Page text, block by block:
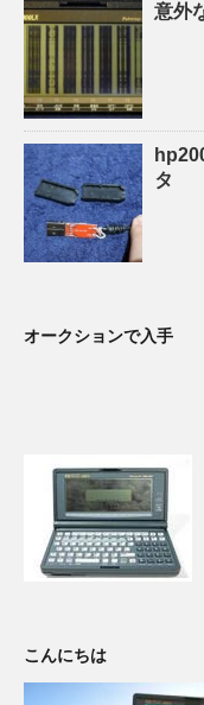
意外
タ
オークションで入手
こんにちは